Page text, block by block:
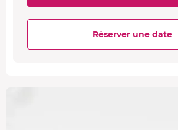
Réserver une date